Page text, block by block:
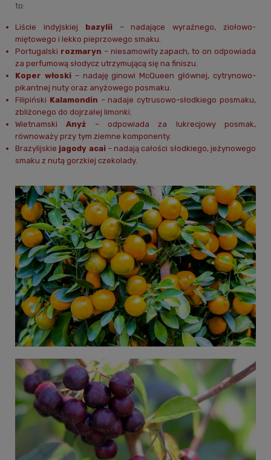
to:
Liście indyjskiej bazylii– nadające wyraźnego, ziołowo-
miętowego i lekko pieprzowego smaku.
Portugalski rozmaryn – niesamowity zapach, to on odpowiada
za perfumową słodycz utrzymującą się na finiszu.
Koper włoski– nadaję ginowi McQueen głównej, cytrynowo-
pikantnej nuty oraz anyżowego posmaku.
Filipiński Kalamondin – nadaje cytrusowo-słodkiego posmaku,
zbliżonego do dojrzałej limonki.
WietnamskiAnyż – odpowiada za lukrecjowy posmak,
równoważy przy tym ziemne komponenty.
Brazylijskie jagody acai– nadają całości słodkiego, jeżynowego
smaku z nutą gorzkiej czekolady.